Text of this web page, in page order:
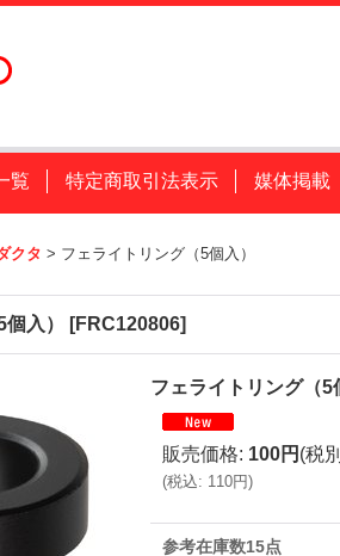
覧 特定商取引法表示 媒体掲載
クタ > フェライトリング（5個入）
入） [FRC120806]
フェライトリング（5
販売価格: 100円 (税
(税込: 110円)
参考在庫数15点